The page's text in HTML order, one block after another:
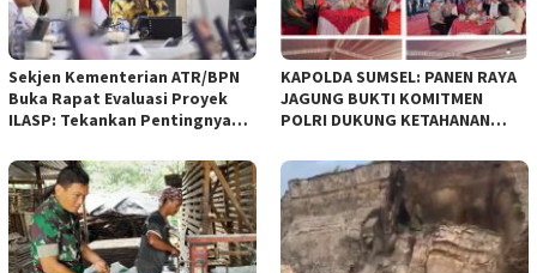
Sekjen Kementerian ATR/BPN
Buka Rapat Evaluasi Proyek
ILASP: Tekankan Pentingnya
Anggaran
KAPOLDA SUMSEL: PANEN RAYA
JAGUNG BUKTI KOMITMEN
POLRI DUKUNG KETAHANAN